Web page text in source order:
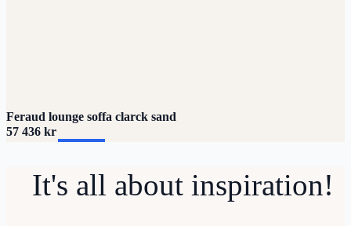
Feraud lounge soffa clarck sand
57 436 kr
It's all about inspiration!